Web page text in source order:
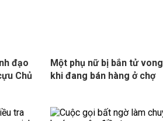
đạo
Chủ
Một phụ nữ bị bắn tử vong
khi đang bán hàng ở chợ